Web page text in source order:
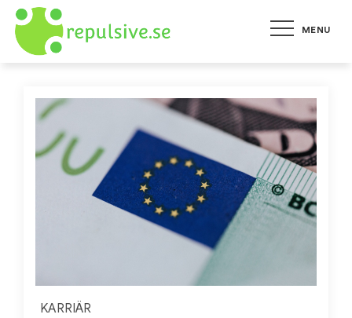
Skip
content
MENU
repulsive.se
Allt om hälsa, karriär, hem
KARRIÄR